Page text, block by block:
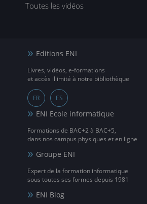
Toutes les vidéos
Editions ENI
Livres, vidéos, e-formations
et accès illimité à notre bibliothèque
FR ES
ENI Ecole informatique
Formations de BAC+2 à BAC+5,
dans nos campus physiques et en ligne
Groupe ENI
Expert de la formation informatique
sous toutes ses formes depuis 1981
ENI Blog